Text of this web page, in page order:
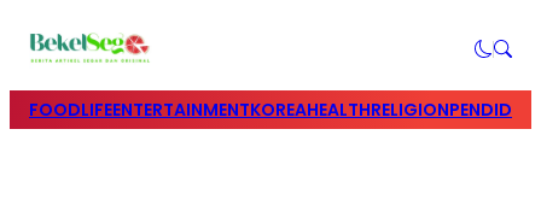
FOODLIFEENTERTAINMENTKOREAHEALTHRELIGION